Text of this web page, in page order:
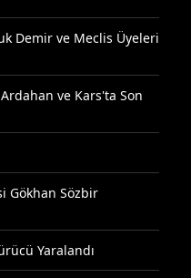
Demir ve Meclis Üyeleri
ve Kars'ta Son
Gökhan Sözbir
Yaralandı